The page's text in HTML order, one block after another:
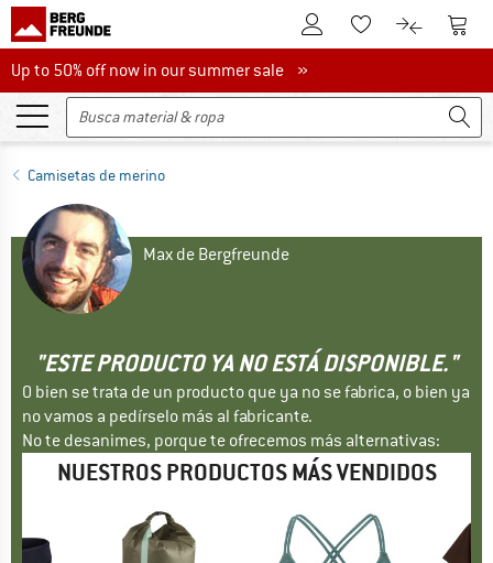
A la cuenta de cliente
A la lista de
A la A la
Up to 50% off now in our summer sale
Up to 50% off now in our summer sale »
Camisetas de merino
Max de Bergfreunde
"ESTE PRODUCTO YA NO ESTÁ DISPONIBLE."
O bien se trata de un producto que ya no se fabrica, o bien ya
no vamos a pedírselo más al fabricante.
No te desanimes, porque te ofrecemos más alternativas:
NUESTROS PRODUCTOS MÁS VENDIDOS